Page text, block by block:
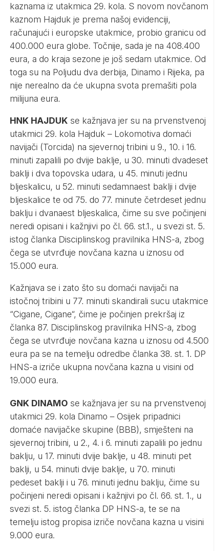
kaznama iz utakmica 29. kola. S novom novčanom
kaznom Hajduk je prema našoj evidenciji,
računajući i europske utakmice, probio granicu od
400.000 eura globe. Točnije, sada je na 408.400
eura, a do kraja sezone je još sedam utakmice. Od
toga su na Poljudu dva derbija, Dinamo i Rijeka, pa
nije nerealno da će ukupna svota premašiti pola
milijuna eura.
HNK HAJDUK se kažnjava jer su na prvenstvenoj
utakmici 29. kola Hajduk – Lokomotiva domaći
navijači (Torcida) na sjevernoj tribini u 9., 10. i 16.
minuti zapalili po dvije baklje, u 30. minuti dvadeset
baklji i dva topovska udara, u 45. minuti jednu
bljeskalicu, u 52. minuti sedamnaest baklji i dvije
bljeskalice te od 75. do 77. minute četrdeset jednu
baklju i dvanaest bljeskalica, čime su sve počinjeni
neredi opisani i kažnjivi po čl. 66. st.1., u svezi st. 5.
istog članka Disciplinskog pravilnika HNS-a, zbog
čega se utvrđuje novčana kazna u iznosu od
15.000 eura.
Kažnjava se i zato što su domaći navijači na
istočnoj tribini u 77. minuti skandirali sucu utakmice
“Cigane, Cigane“, čime je počinjen prekršaj iz
članka 87. Disciplinskog pravilnika HNS-a, zbog
čega se utvrđuje novčana kazna u iznosu od 4.500
eura pa se na temelju odredbe članka 38. st. 1. DP
HNS-a izriče ukupna novčana kazna u visini od
19.000 eura.
GNK DINAMO se kažnjava jer su na prvenstvenoj
utakmici 29. kola Dinamo – Osijek pripadnici
domaće navijačke skupine (BBB), smješteni na
sjevernoj tribini, u 2., 4. i 6. minuti zapalili po jednu
baklju, u 17. minuti dvije baklje, u 48. minuti pet
baklji, u 54. minuti dvije baklje, u 70. minuti
pedeset baklji i u 76. minuti jednu baklju, čime su
počinjeni neredi opisani i kažnjivi po čl. 66. st. 1., u
svezi st. 5. istog članka DP HNS-a, te se na
temelju istog propisa izriče novčana kazna u visini
9.000 eura.